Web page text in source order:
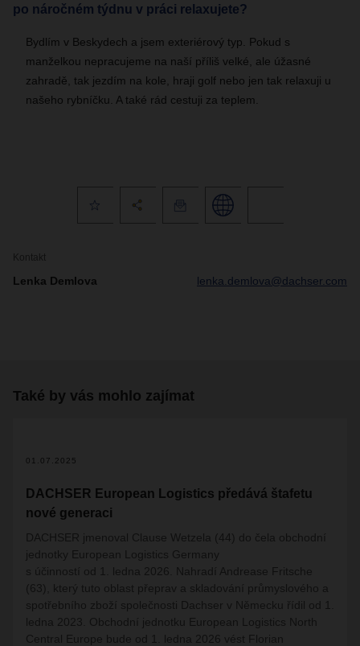
po náročném týdnu v práci relaxujete?
Bydlím v Beskydech a jsem exteriérový typ. Pokud s
manželkou nepracujeme na naší příliš velké, ale úžasné
zahradě, tak jezdím na kole, hraji golf nebo jen tak relaxuji u
našeho rybníčku. A také rád cestuji za teplem.
Kontakt
Lenka Demlova lenka.demlova@dachser.com
Také by vás mohlo zajímat
01.07.2025
DACHSER European Logistics předává štafetu
nové generaci
DACHSER jmenoval Clause Wetzela (44) do čela obchodní
jednotky European Logistics Germany
s účinností od 1. ledna 2026. Nahradí Andrease Fritsche
(63), který tuto oblast přeprav a skladování průmyslového a
spotřebního zboží společnosti Dachser v Německu řídil od 1.
ledna 2023. Obchodní jednotku European Logistics North
Central Europe bude od 1. ledna 2026 vést Florian